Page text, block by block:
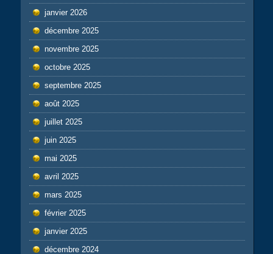
janvier 2026
décembre 2025
novembre 2025
octobre 2025
septembre 2025
août 2025
juillet 2025
juin 2025
mai 2025
avril 2025
mars 2025
février 2025
janvier 2025
décembre 2024